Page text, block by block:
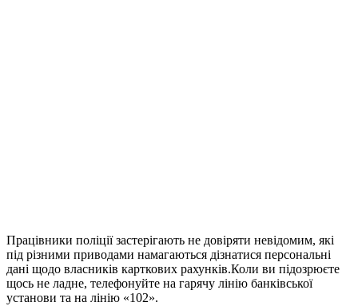
Працівники поліції застерігають не довіряти невідомим, які
під різними приводами намагаються дізнатися персональні
дані щодо власників карткових рахунків.Коли ви підозрюєте
щось не ладне, телефонуйте на гарячу лінію банківської
установи та на лінію «102».